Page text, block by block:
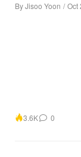
ByJisoo Yoon / Oct
3.6K 0